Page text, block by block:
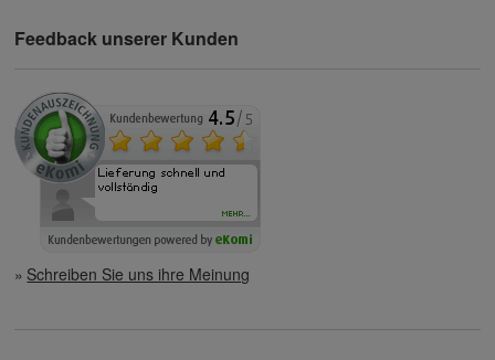
Feedback unserer Kunden
Schreiben Sie uns ihre Meinung